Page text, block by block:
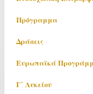
Πρόγραμμα
Δράσεις
Ευρωπαϊκά
Γ΄ Λυκείου